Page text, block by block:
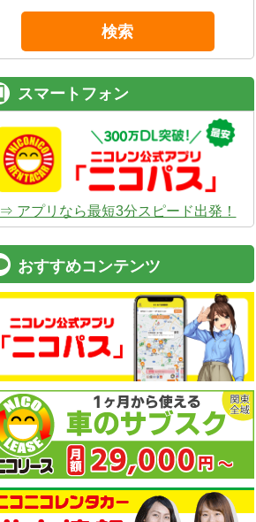
検索
スマートフォン
⇒ アプリなら最短3分スピード出発！
おすすめコンテンツ